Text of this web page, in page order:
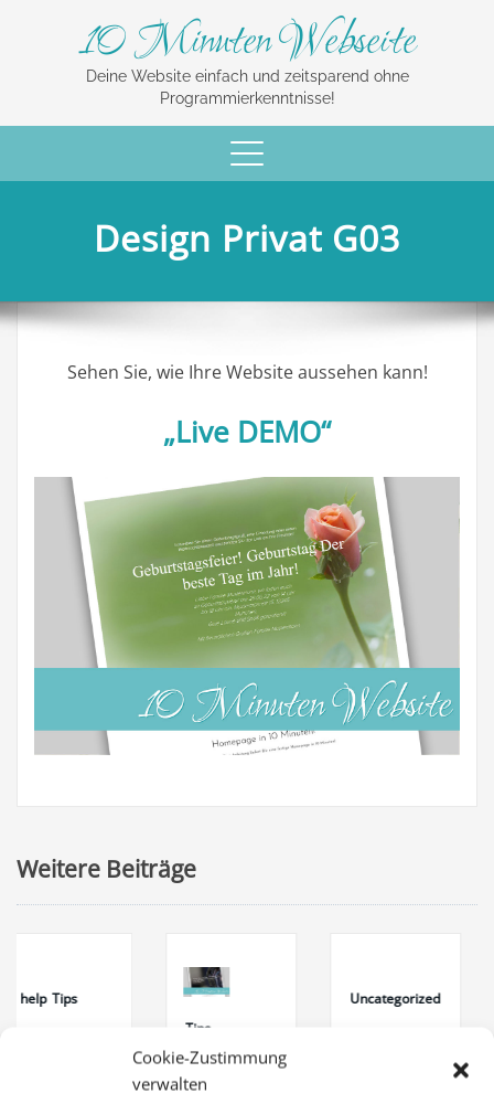
Cookie-Zustimmung
verwalten
10 Minuten Webseite
Deine Website einfach und zeitsparend ohne
Programmierkenntnisse!
Schalte
Navigation
Design Privat G03
Sehen Sie, wie Ihre Website aussehen kann!
„Live DEMO“
Weitere Beiträge
Design
Uncategorized